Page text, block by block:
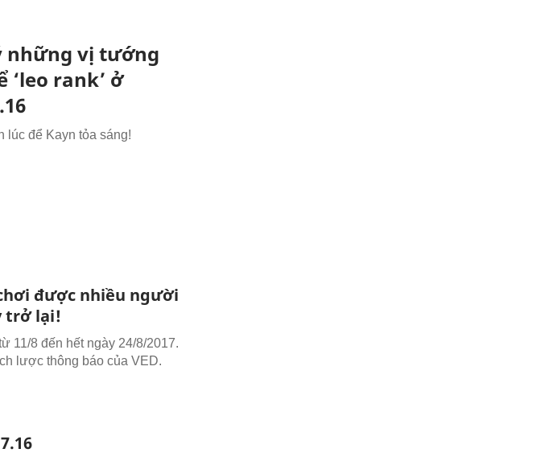
những vị tướng
‘leo rank’ ở
lúc để Kayn tỏa sáng!
được nhiều người
trở lại!
11/8 đến hết ngày 24/8/2017.
lược thông báo của VED.